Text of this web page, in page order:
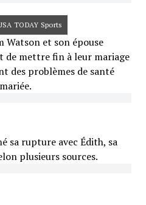
TODAY Sports
Watson et son épouse
de mettre fin à leur mariage
des problèmes de santé
sa rupture avec Édith, sa
plusieurs sources.